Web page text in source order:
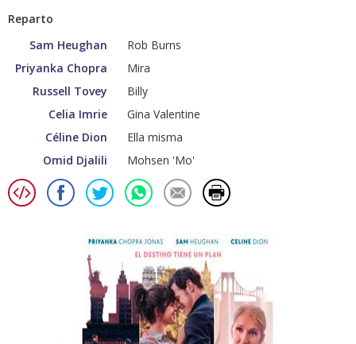
Reparto
Sam Heughan
Rob Burns
Priyanka Chopra
Mira
Russell Tovey
Billy
Celia Imrie
Gina Valentine
Céline Dion
Ella misma
Omid Djalili
Mohsen 'Mo'